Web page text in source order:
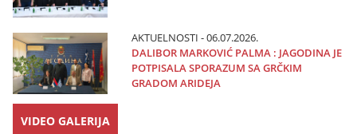
AKTUELNOSTI - 06.07.2026.
DALIBOR MARKOVIĆ PALMA : JAGODINA JE
POTPISALA SPORAZUM SA GRČKIM
GRADOM ARIDEJA
VIDEO GALERIJA